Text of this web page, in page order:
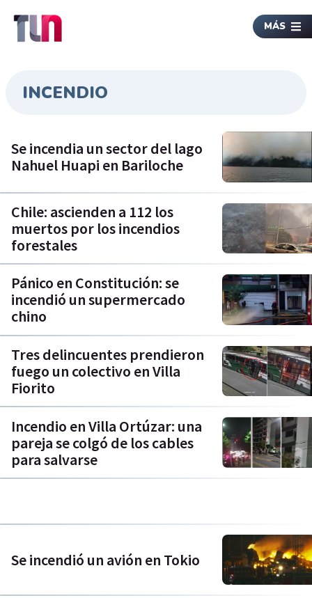
MÁS
INCENDIO
Se incendia un sector del lago
Nahuel Huapi en Bariloche
Chile: ascienden a 112 los
muertos por los incendios
forestales
Pánico en Constitución: se
incendió un supermercado
chino
Tres delincuentes prendieron
fuego un colectivo en Villa
Fiorito
Incendio en Villa Ortúzar: una
pareja se colgó de los cables
para salvarse
Se incendió un avión en Tokio